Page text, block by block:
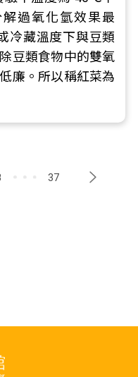
過氧化氫效果最
冷藏溫度下與豆類
豆類食物中的雙氧
廉。所以稱紅菜為
37